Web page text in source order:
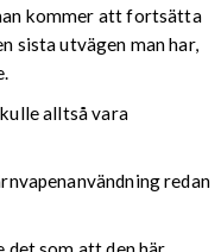
kommer att fortsätta
sista utvägen man har,
alltså vara
redan